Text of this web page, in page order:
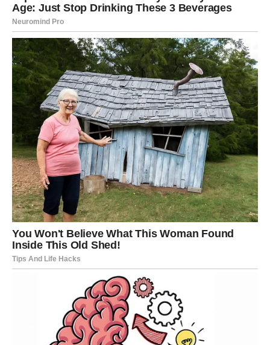
RAK
RADOSNA VIJEST KOJU DUGO ČEKATE
Rakovi su među znakovima kojima dolazi ostvarenje
jedne velike želje. Mnogi pripadnici ovog znaka konačno
će dobiti odgovor ili potvrdu koju čekaju veoma dugo.
Posebno su naglašeni ljubav i porodični odnosi.
Poruka zvijezda
Vrijeme je da uživate u sreći koju ste zaslužili.
LAV
Šta vam dolazi?
Lavovima dolazi priznanje za trud i rad. Jedna vijest
mogla bi vam vratiti samopouzdanje i optimizam.